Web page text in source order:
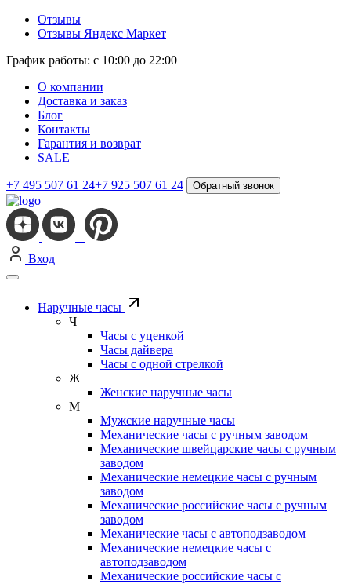
Отзывы
Отзывы Яндекс Маркет
График работы: с 10:00 до 22:00
О компании
Доставка и заказ
Блог
Контакты
Гарантия и возврат
SALE
+7 495 507 61 24+7 925 507 61 24 Обратный звонок
Вход
Наручные часы
Ч
Часы с уценкой
Часы дайвера
Часы с одной стрелкой
Ж
Женские наручные часы
М
Мужские наручные часы
Механические часы с ручным заводом
Механические швейцарские часы с ручным
заводом
Механические немецкие часы с ручным
заводом
Механические российские часы с ручным
заводом
Механические часы с автоподзаводом
Механические немецкие часы с
автоподзаводом
Механические российские часы с